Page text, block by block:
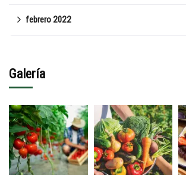
febrero 2022
Galería